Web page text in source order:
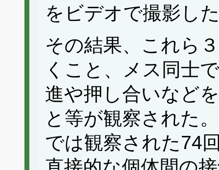
をビデオで撮影し
その結果、これら
くこと、メス同士
進や押し合いなど
と等が観察された
では観察された74